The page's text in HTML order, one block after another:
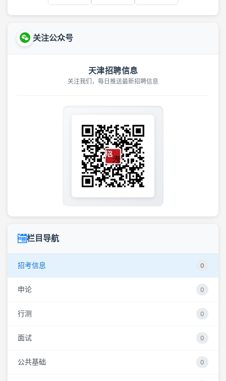
关注公众号
天津招聘信息
关注我们，每日推送最新招聘信息
栏目导航
招考信息 0
申论 0
行测 0
面试 0
公共基础 0